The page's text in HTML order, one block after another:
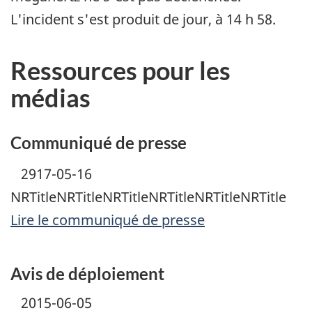
L'incident s'est produit de jour, à 14 h 58.
Ressources pour les
médias
Communiqué de presse
2917-05-16
NRTitleNRTitleNRTitleNRTitleNRTitleNRTitle
Lire le communiqué de presse
Avis de déploiement
2015-06-05